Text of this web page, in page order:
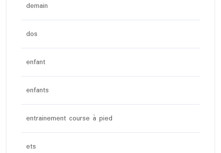
demain
dos
enfant
enfants
entrainement course à pied
ets